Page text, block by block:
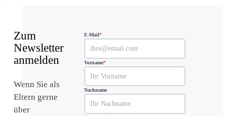
Zum
Newsletter
anmelden
Wenn Sie als
Eltern gerne
über
E-Mail*
Vorname*
Nachname